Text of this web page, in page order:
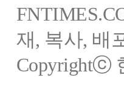
재, 복사, 배
Copyrightⓒ